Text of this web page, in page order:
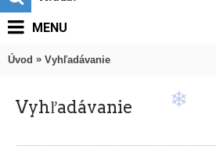
MENU
Úvod » Vyhľadávanie
Vyhľadávanie
❄